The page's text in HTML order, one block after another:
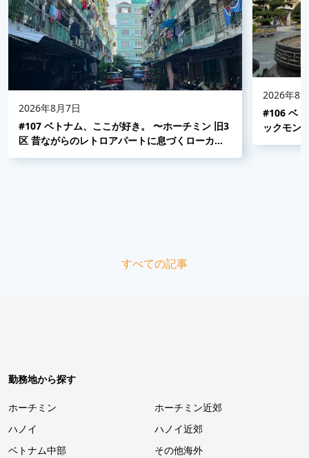
2026年8月7日
#107 ベトナム、ここが好き。 〜ホーチミン 旧3
区 昔ながらのレトロアパートに息づくローカル
の日常〜
2026年8
#106 ベ
ックモン
並み〜
すべての記事
勤務地から探す
ホーチミン
ホーチミン近郊
ハノイ
ハノイ近郊
ベトナム中部
その他海外